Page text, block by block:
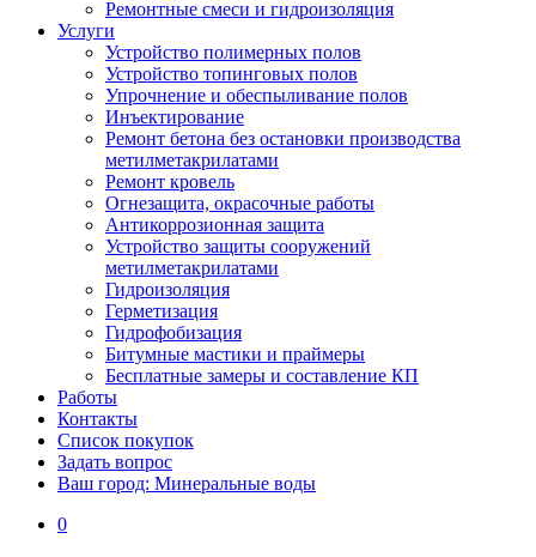
Ремонтные смеси и гидроизоляция
Услуги
Устройство полимерных полов
Устройство топинговых полов
Упрочнение и обеспыливание полов
Инъектирование
Ремонт бетона без остановки производства
метилметакрилатами
Ремонт кровель
Огнезащита, окрасочные работы
Антикоррозионная защита
Устройство защиты сооружений
метилметакрилатами
Гидроизоляция
Герметизация
Гидрофобизация
Битумные мастики и праймеры
Бесплатные замеры и составление КП
Работы
Контакты
Список покупок
Задать вопрос
Ваш город: Минеральные воды
0